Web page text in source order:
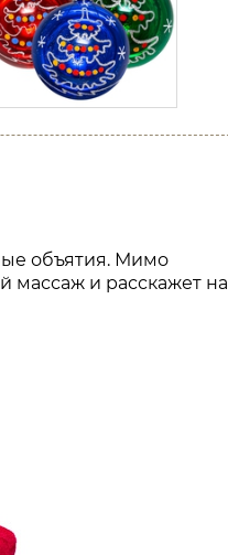
объятия. Мимо
массаж и расскажет на